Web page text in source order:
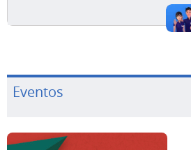
Eventos